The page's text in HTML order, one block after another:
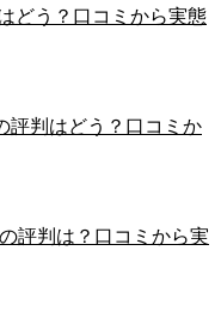
どう？口コミから実態
評判はどう？口コミか
評判は？口コミから実